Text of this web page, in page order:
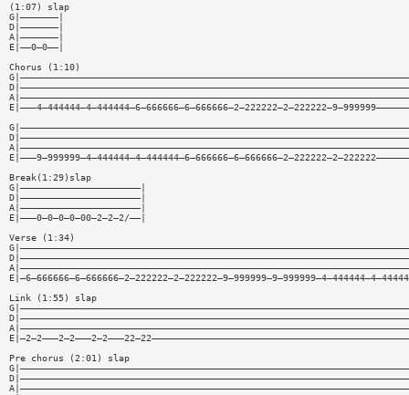
(1:07) slap
G|———————|
D|———————|
A|———————|
E|——0—0——|
Chorus (1:10)
Break(1:29)slap
G|——————————————————————|
D|——————————————————————|
A|——————————————————————|
E|———0—0—0—0—00—2—2—2/——|
Verse (1:34)
Link (1:55) slap
Pre chorus (2:01) slap